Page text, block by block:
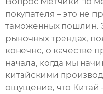
покупателя – это не
таможенных пошлин.
рыночных трендах,
конечно, о качестве
начала, когда мы
китайскими
ощущение, что Китай